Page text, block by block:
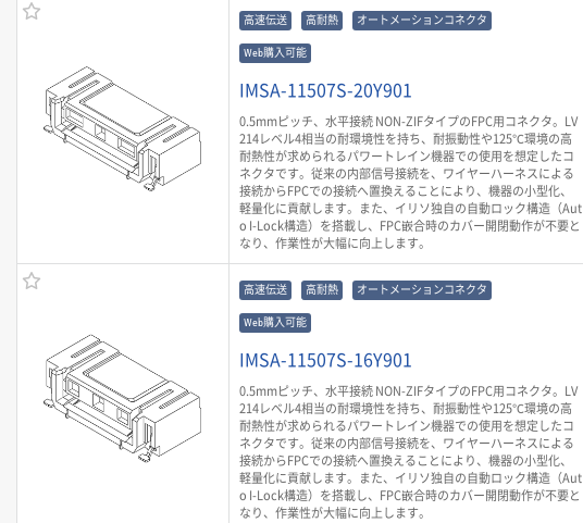
高速伝送 高耐熱 オートメーションコネクタ
Web購入可能
IMSA-11507S-20Y901
0.5mmピッチ、水平接続 NON-ZIFタイプのFPC用コネクタ。LV
214レベル4相当の耐環境性を持ち、耐振動性や125℃環境の高
耐熱性が求められるパワートレイン機器での使用を想定したコ
ネクタです。従来の内部信号接続を、ワイヤーハーネスによる
接続からFPCでの接続へ置換えることにより、機器の小型化、
軽量化に貢献します。また、イリソ独自の自動ロック構造（Aut
o I-Lock構造）を搭載し、FPC嵌合時のカバー開閉動作が不要と
なり、作業性が大幅に向上します。
高速伝送 高耐熱 オートメーションコネクタ
Web購入可能
IMSA-11507S-16Y901
0.5mmピッチ、水平接続 NON-ZIFタイプのFPC用コネクタ。LV
214レベル4相当の耐環境性を持ち、耐振動性や125℃環境の高
耐熱性が求められるパワートレイン機器での使用を想定したコ
ネクタです。従来の内部信号接続を、ワイヤーハーネスによる
接続からFPCでの接続へ置換えることにより、機器の小型化、
軽量化に貢献します。また、イリソ独自の自動ロック構造（Aut
o I-Lock構造）を搭載し、FPC嵌合時のカバー開閉動作が不要と
なり、作業性が大幅に向上します。